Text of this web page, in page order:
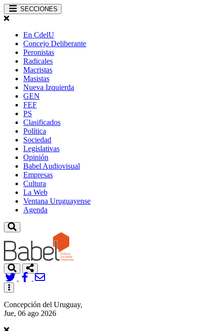
SECCIONES
En CdelU
Concejo Deliberante
Peronistas
Radicales
Macristas
Masistas
Nueva Izquierda
GEN
FEF
PS
Clasificados
Política
Sociedad
Legislativas
Opinión
Babel Audiovisual
Empresas
Cultura
La Web
Ventana Uruguayense
Agenda
Toggle
navigation
Concepción del Uruguay,
Jue, 06 ago 2026